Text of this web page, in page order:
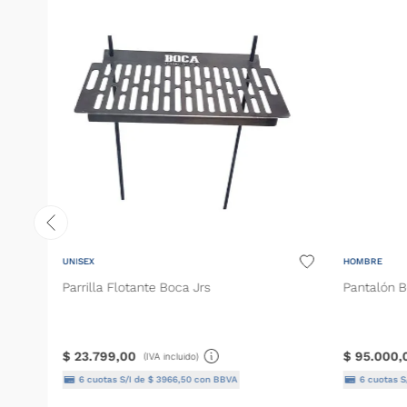
UNISEX
Parrilla Flotante Boca Jrs
$ 23.799,00 (IVA incluido)
6cuotas S/I de $ 3966,50con BBVA
HOMBRE
Pantalón
$ 95.000,
6 cuotas